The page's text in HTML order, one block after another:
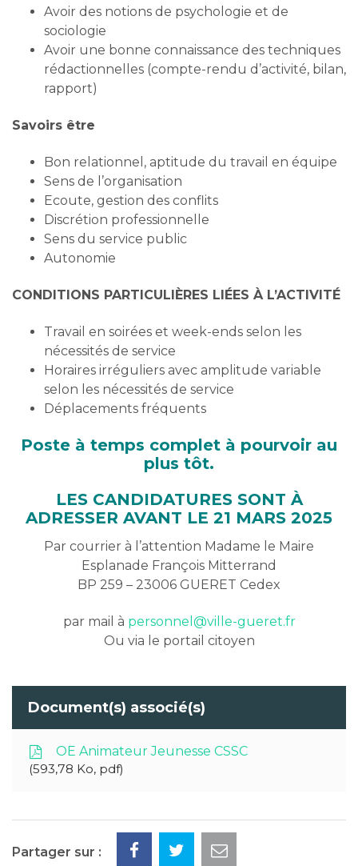
Avoir des notions de psychologie et de
sociologie
Avoir une bonne connaissance des techniques
rédactionnelles (compte-rendu d’activité, bilan,
rapport)
Savoirs être
Bon relationnel, aptitude du travail en équipe
Sens de l’organisation
Ecoute, gestion des conflits
Discrétion professionnelle
Sens du service public
Autonomie
CONDITIONS PARTICULIÈRES LIÉES À L’ACTIVITÉ
Travail en soirées et week-ends selon les
nécessités de service
Horaires irréguliers avec amplitude variable
selon les nécessités de service
Déplacements fréquents
Poste à temps complet à pourvoir au
plus tôt.
LES CANDIDATURES SONT À
ADRESSER AVANT LE 21 MARS 2025
Par courrier à l’attention Madame le Maire
Esplanade François Mitterrand
BP 259 – 23006 GUERET Cedex
par mail à personnel@ville-gueret.fr
Ou via le portail citoyen
Document(s) associé(s)
OE Animateur Jeunesse CSSC
593,78 Ko, pdf
Partager sur :